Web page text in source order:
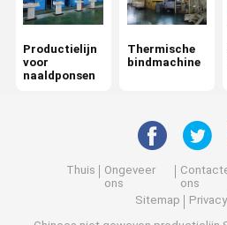
Productielijn
voor
naaldponsen
Thermische
bindmachine
Thuis
Ongeveer
ons
ons
Sitemap